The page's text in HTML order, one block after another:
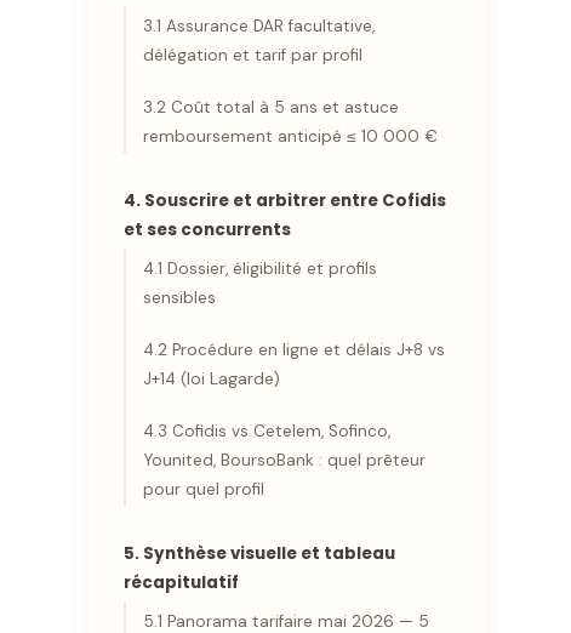
3.1 Assurance DAR facultative,
délégation et tarif par profil
3.2 Coût total à 5 ans et astuce
remboursement anticipé ≤ 10 000 €
4. Souscrire et arbitrer entre Cofidis
et ses concurrents
4.1 Dossier, éligibilité et profils
sensibles
4.2 Procédure en ligne et délais J+8 vs
J+14 (loi Lagarde)
4.3 Cofidis vs Cetelem, Sofinco,
Younited, BoursoBank : quel prêteur
pour quel profil
5. Synthèse visuelle et tableau
récapitulatif
5.1 Panorama tarifaire mai 2026 — 5